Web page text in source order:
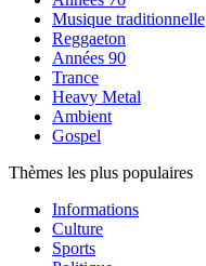
Musique traditionnelle
Reggaeton
Années 90
Trance
Heavy Metal
Ambient
Gospel
Thèmes les plus populaires
Informations
Culture
Sports